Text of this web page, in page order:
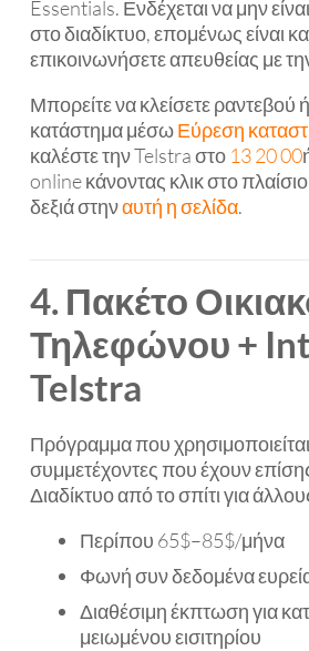
Essentials. Ενδέχεται να μην
στο διαδίκτυο, επομένως είναι
επικοινωνήσετε απευθείας με
Μπορείτε να κλείσετε ραντεβού
κατάστημα μέσωΕύρεση
καλέστε την Telstra στο 13 20 00
online κάνοντας κλικ στο
δεξιά στηναυτή η σελίδα.
4. Πακέτο
Τηλεφώνου +
Telstra
Πρόγραμμα που
συμμετέχοντες που έχουν
Διαδίκτυο από το σπίτι για
Περίπου 65$–85$/μήνα
Φωνή συν δεδομένα
Διαθέσιμη έκπτωση για
μειωμένου εισιτηρίου